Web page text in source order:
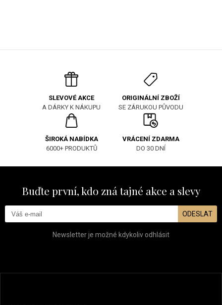
SLEVOVÉ AKCE
A DÁRKY K NÁKUPU
ORIGINÁLNÍ ZBOŽÍ
SE ZÁRUKOU PŮVODU
ŠIROKÁ NABÍDKA
6000+ PRODUKTŮ
VRÁCENÍ ZDARMA
DO 30 DNÍ
Buďte první, kdo zná tajné akce a slevy
ODESLAT
Newsletter je možné kdykoliv odhlásit